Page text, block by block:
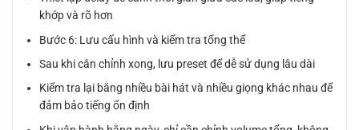
khớp và rõ hơn
Bước 6: Lưu cấu hình và kiểm tra tổng thể
Sau khi cân chỉnh xong, lưu preset để dễ sử dụng lâu dài
Kiểm tra lại bằng nhiều bài hát và nhiều giọng khác nhau để
đảm bảo tiếng ổn định